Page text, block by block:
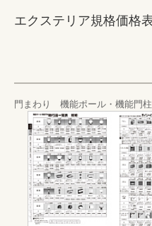
エクステリア規格価格
門まわり 機能ポール・機能門